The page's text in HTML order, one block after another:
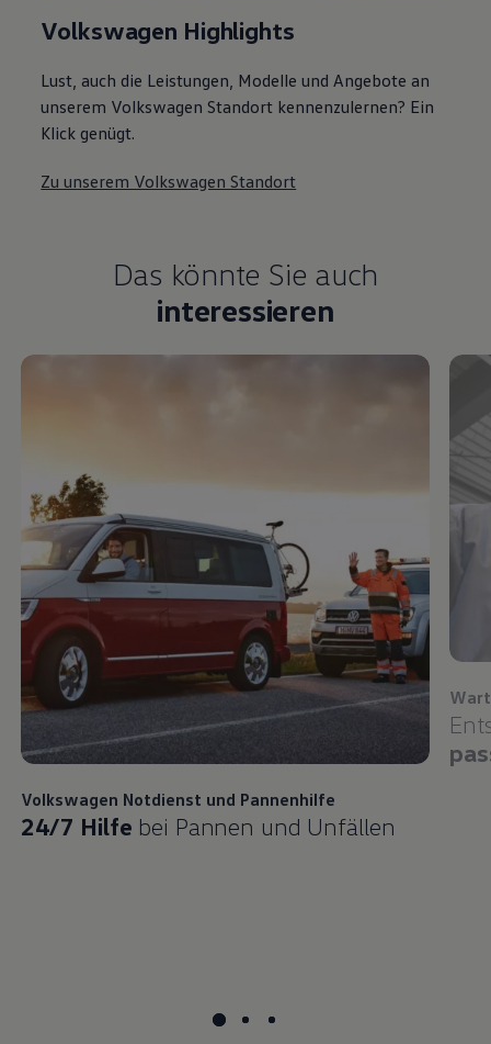
Volkswagen Highlights
Lust, auch die Leistungen, Modelle und Angebote an
unserem Volkswagen Standort kennenzulernen? Ein
Klick genügt.
Zu unserem Volkswagen Standort
Das könnte Sie auch
interessieren
Volkswagen Notdienst und Pannenhilfe
24/7 Hilfe bei Pannen und Unfällen